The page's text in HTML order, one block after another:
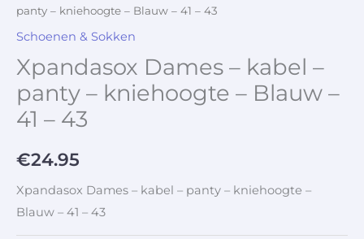
panty – kniehoogte – Blauw – 41 – 43
Schoenen & Sokken
Xpandasox Dames – kabel –
panty – kniehoogte – Blauw –
41 – 43
€24.95
Xpandasox Dames – kabel – panty – kniehoogte –
Blauw – 41 – 43